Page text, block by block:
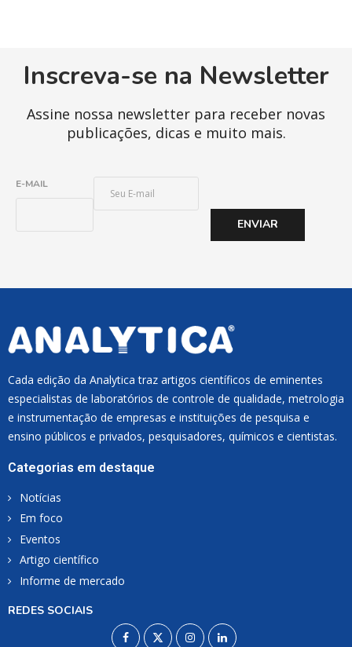
Inscreva-se na Newsletter
Assine nossa newsletter para receber novas
publicações, dicas e muito mais.
E-MAIL
ENVIAR
Cada edição da Analytica traz artigos científicos de eminentes
especialistas de laboratórios de controle de qualidade, metrologia
e instrumentação de empresas e instituições de pesquisa e
ensino públicos e privados, pesquisadores, químicos e cientistas.
Categorias em destaque
Notícias
Em foco
Eventos
Artigo científico
Informe de mercado
REDES SOCIAIS